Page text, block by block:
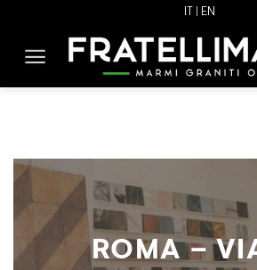
content
IT | EN
ROMA –